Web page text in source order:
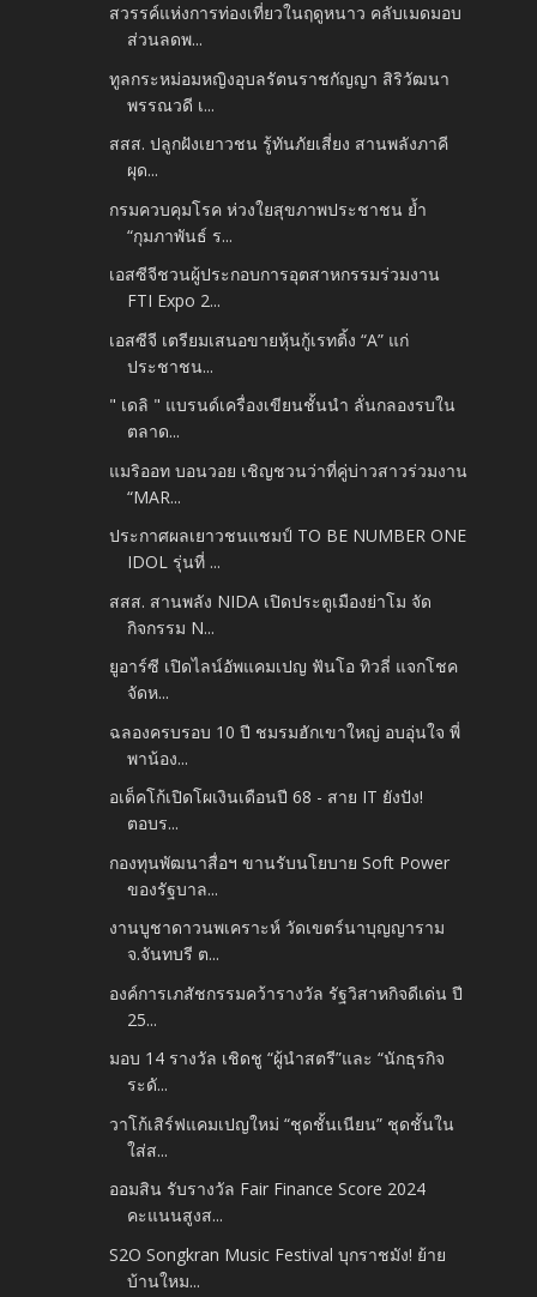
สวรรค์แห่งการท่องเที่ยวในฤดูหนาว คลับเมดมอบ
ส่วนลดพ...
ทูลกระหม่อมหญิงอุบลรัตนราชกัญญา สิริวัฒนา
พรรณวดี เ...
สสส. ปลูกฝังเยาวชน รู้ทันภัยเสี่ยง สานพลังภาคี
ผุด...
กรมควบคุมโรค ห่วงใยสุขภาพประชาชน ย้ำ
“กุมภาพันธ์ ร...
เอสซีจีชวนผู้ประกอบการอุตสาหกรรมร่วมงาน
FTI Expo 2...
เอสซีจี เตรียมเสนอขายหุ้นกู้เรทติ้ง “A” แก่
ประชาชน...
" เดลิ " แบรนด์เครื่องเขียนชั้นนำ ลั่นกลองรบใน
ตลาด...
แมริออท บอนวอย เชิญชวนว่าที่คู่บ่าวสาวร่วมงาน
“MAR...
ประกาศผลเยาวชนแชมป์ TO BE NUMBER ONE
IDOL รุ่นที่ ...
สสส. สานพลัง NIDA เปิดประตูเมืองย่าโม จัด
กิจกรรม N...
ยูอาร์ซี เปิดไลน์อัพแคมเปญ ฟันโอ ทิวลี่ แจกโชค
จัดห...
ฉลองครบรอบ 10 ปี ชมรมฮักเขาใหญ่ อบอุ่นใจ พี่
พาน้อง...
อเด็คโก้เปิดโผเงินเดือนปี 68 - สาย IT ยังปัง!
ตอบร...
กองทุนพัฒนาสื่อฯ ขานรับนโยบาย Soft Power
ของรัฐบาล...
งานบูชาดาวนพเคราะห์ วัดเขตร์นาบุญญาราม
จ.จันทบรี ต...
องค์การเภสัชกรรมคว้ารางวัล รัฐวิสาหกิจดีเด่น ปี
25...
มอบ 14 รางวัล เชิดชู “ผู้นำสตรี”และ “นักธุรกิจ
ระดั...
วาโก้เสิร์ฟแคมเปญใหม่ “ชุดชั้นเนียน” ชุดชั้นใน
ใส่ส...
ออมสิน รับรางวัล Fair Finance Score 2024
คะแนนสูงส...
S2O Songkran Music Festival บุกราชมัง! ย้าย
บ้านใหม...